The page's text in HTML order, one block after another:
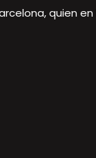
quien